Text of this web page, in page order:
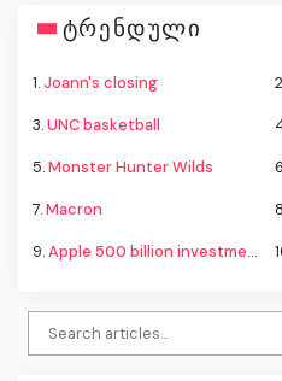
ტრენდული
1.Joann's closing
3.UNC basketball
5.Monster Hunter Wilds
7.Macron
9.Apple 500 billion investment